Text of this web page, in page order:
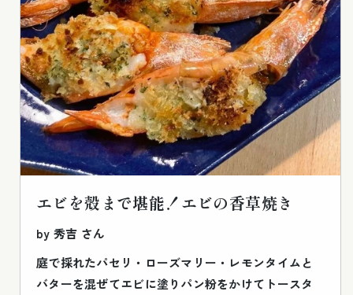
エビを殻まで堪能！エビの香草焼き
by 秀吉 さん
庭で採れたパセリ・ローズマリー・レモンタイムと
バターを混ぜてエビに塗りパン粉をかけてトースタ